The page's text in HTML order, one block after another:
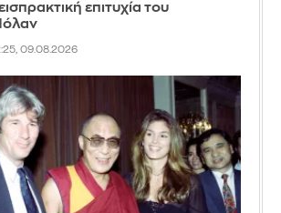
επιτυχία του
09.08.2026